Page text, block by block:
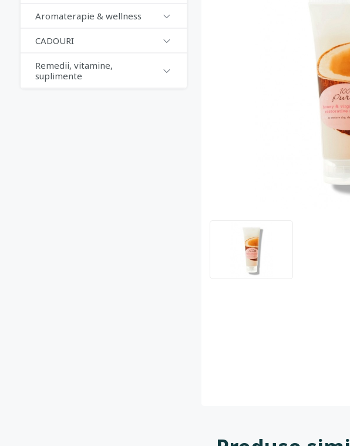
Aromaterapie & wellness
CADOURI
Remedii, vitamine,
suplimente